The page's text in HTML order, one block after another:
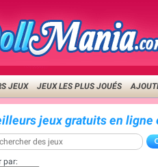
JEUX JEUX LES PLUS JOUÉS
jeux gratuits en ligne
par: